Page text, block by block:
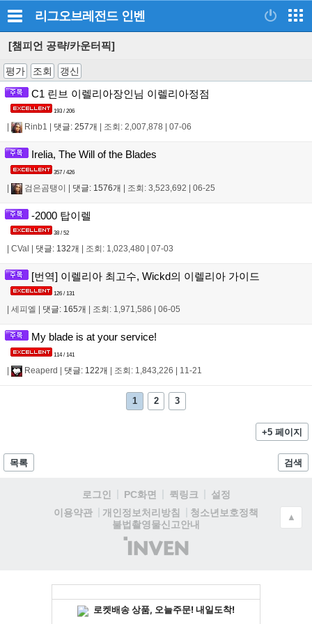
리그오브레전드 인벤
[챔피언 공략/카운터픽]
평가 조회 갱신
C1 린브 이렐리아장인님 이렐리아정점
193 / 206
Rinb1 댓글: 257개 조회: 2,007,878 07-06
Irelia, The Will of the Blades
357 / 426
| 검은곰탱이 | 댓글: 1576개 | 조회: 3,523,692 | 06-25
-2000 탑이렐
38 / 52
CVal 댓글: 132개 조회: 1,023,480 07-03
[번역] 이렐리아 최고수, Wickd의 이렐리아 가이드
126 / 131
세피엘 댓글: 165개 조회: 1,971,586 06-05
My blade is at your service!
114 / 141
| Reaperd | 댓글: 122개 | 조회: 1,843,226 | 11-21
1 2 3
+5 페이지
목록 검색
로그인 PC화면 퀵링크
설정
이용약관
개인정보처리방침
청소년보호정책
불법촬영물신고안내
(주)
인
▲